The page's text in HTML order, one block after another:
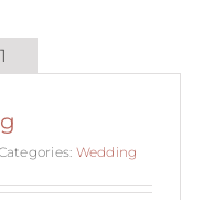
Wedding